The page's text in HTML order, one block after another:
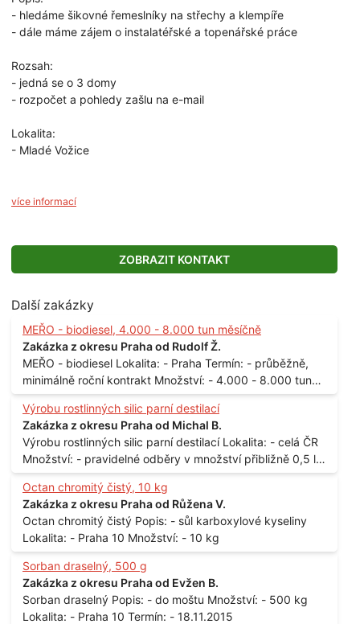
- hledáme šikovné řemeslníky na střechy a klempíře
- dále máme zájem o instalatéřské a topenářské práce
Rozsah:
- jedná se o 3 domy
- rozpočet a pohledy zašlu na e-mail
Lokalita:
- Mladé Vožice
více informací
ZOBRAZIT KONTAKT
Další zakázky
MEŘO - biodiesel, 4.000 - 8.000 tun měsíčně
Zakázka z okresu Praha od Rudolf Ž.
MEŘO - biodiesel Lokalita: - Praha Termín: - průběžně,
minimálně roční kontrakt Množství: - 4.000 - 8.000 tun
měsíčně
Výrobu rostlinných silic parní destilací
Zakázka z okresu Praha od Michal B.
Výrobu rostlinných silic parní destilací Lokalita: - celá ČR
Množství: - pravidelné odběry v množství přibližně 0,5 l
až 1 l
Octan chromitý čistý, 10 kg
Zakázka z okresu Praha od Růžena V.
Octan chromitý čistý Popis: - sůl karboxylové kyseliny
Lokalita: - Praha 10 Množství: - 10 kg
Sorban draselný, 500 g
Zakázka z okresu Praha od Evžen B.
Sorban draselný Popis: - do moštu Množství: - 500 kg
Lokalita: - Praha 10 Termín: - 18.11.2015